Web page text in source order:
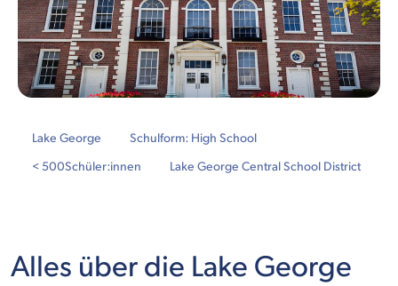
Lake George
Schulform: High School
< 500Schüler:innen Lake George Central School District
Alles über die Lake George